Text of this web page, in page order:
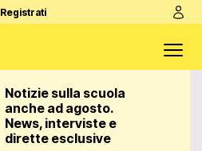
Registrati
Notizie sulla scuola
anche ad agosto.
News, interviste e
dirette esclusive